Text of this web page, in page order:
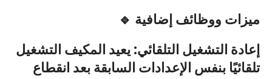
🔹 ميزات ووظائف إضافية
إعادة التشغيل التلقائي: يعيد المكيف التشغيل
تلقائيًا بنفس الإعدادات السابقة بعد انقطاع